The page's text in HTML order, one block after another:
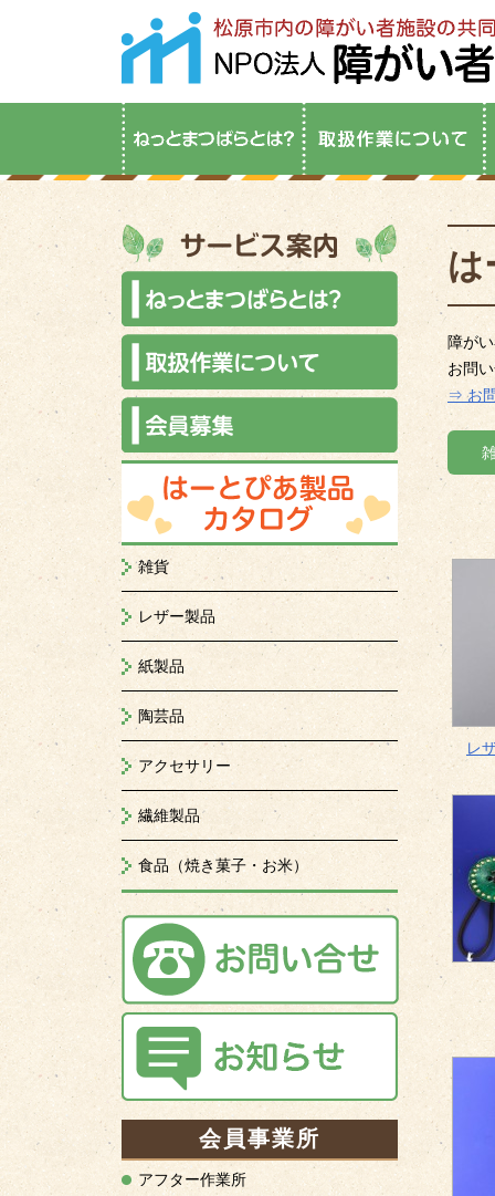
雑貨
レザー製品
紙製品
陶芸品
アクセサリー
繊維製品
食品（焼き菓子・お米）
会員事業所
アフター作業所
は
障が
お問
⇒ お
レ